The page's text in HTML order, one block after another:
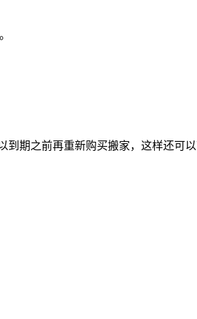
期之前再重新购买搬家，这样还可